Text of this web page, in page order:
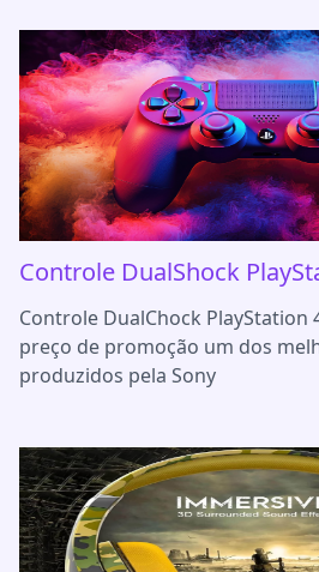
Controle DualShock
Controle DualChock PlayStation
preço de promoção um dos
produzidos pela Sony